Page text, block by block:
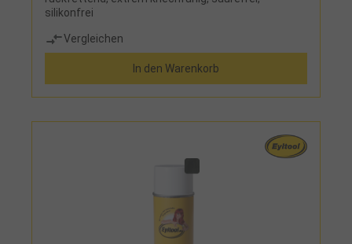
silikonfrei
Vergleichen
In den Warenkorb